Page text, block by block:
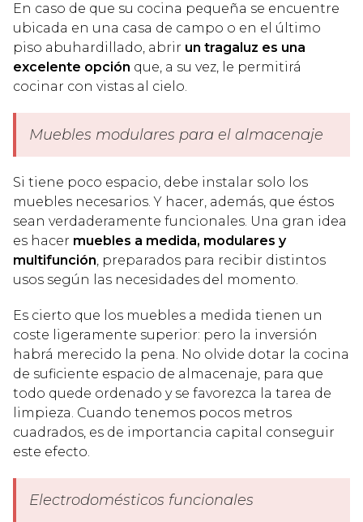
En caso de que su cocina pequeña se encuentre
ubicada en una casa de campo o en el último
piso abuhardillado, abrir un tragaluz es una
excelente opción que, a su vez, le permitirá
cocinar con vistas al cielo.
Muebles modulares para el almacenaje
Si tiene poco espacio, debe instalar solo los
muebles necesarios. Y hacer, además, que éstos
sean verdaderamente funcionales. Una gran idea
es hacer muebles a medida, modulares y
multifunción, preparados para recibir distintos
usos según las necesidades del momento.
Es cierto que los muebles a medida tienen un
coste ligeramente superior: pero la inversión
habrá merecido la pena. No olvide dotar la cocina
de suficiente espacio de almacenaje, para que
todo quede ordenado y se favorezca la tarea de
limpieza. Cuando tenemos pocos metros
cuadrados, es de importancia capital conseguir
este efecto.
Electrodomésticos funcionales